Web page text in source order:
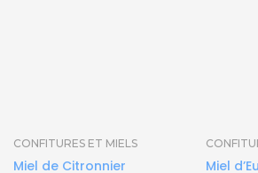
CONFITURES ET MIELS
Miel de Citronnier Miel